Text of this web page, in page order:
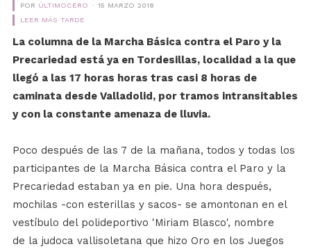
POR ÚLTIMOCERO
15 MARZO 2018
LEER MÁS TARDE
La columna de la Marcha Básica contra el Paro y la
Precariedad está ya en Tordesillas, localidad a la que
llegó a las 17 horas horas tras casi 8 horas de
caminata desde Valladolid, por tramos intransitables
y con la constante amenaza de lluvia.
Poco después de las 7 de la mañana, todos y todas los
participantes de la Marcha Básica contra el Paro y la
Precariedad estaban ya en pie. Una hora después,
mochilas -con esterillas y sacos- se amontonan en el
vestíbulo del polideportivo 'Miriam Blasco', nombre
de la judoca vallisoletana que hizo Oro en los Juegos